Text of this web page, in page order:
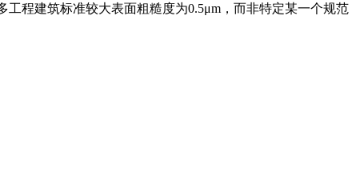
程建筑标准较大表面粗糙度为0.5μm，而非特定某一个规范